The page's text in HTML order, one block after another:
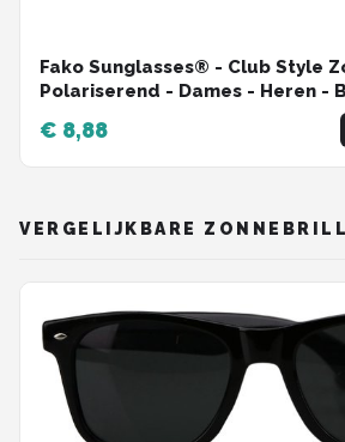
Fako Sunglasses® - Club Style
Polariserend - Dames - Heren -
€ 8,88
VERGELIJKBARE